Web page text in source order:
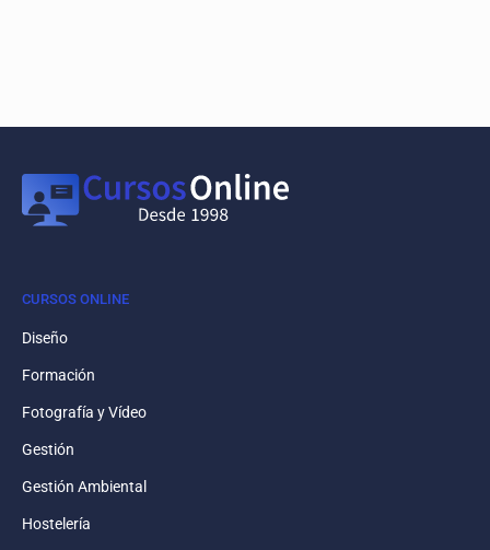
CURSOS ONLINE
Diseño
Formación
Fotografía y Vídeo
Gestión
Gestión Ambiental
Hostelería